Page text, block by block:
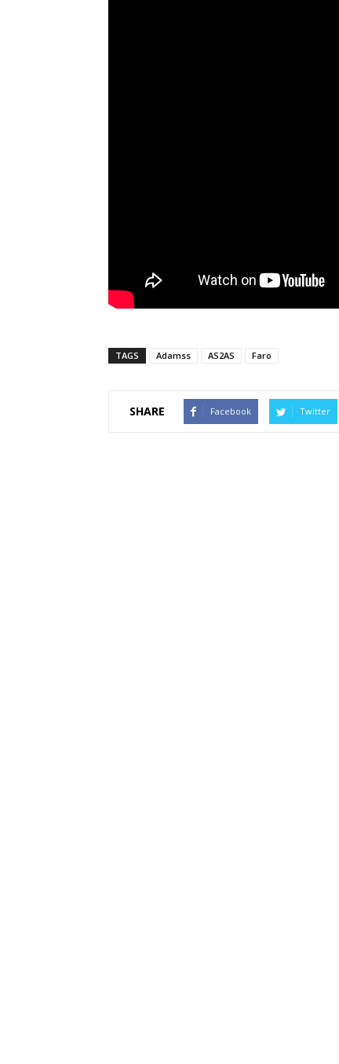
TAGS Adamss AS2AS Faro
SHARE Facebook Twitter